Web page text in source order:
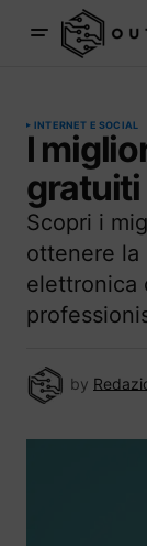
INTERNET E SOCIAL
I
gratuiti
Scopri i
ottenere la
elettronica
by